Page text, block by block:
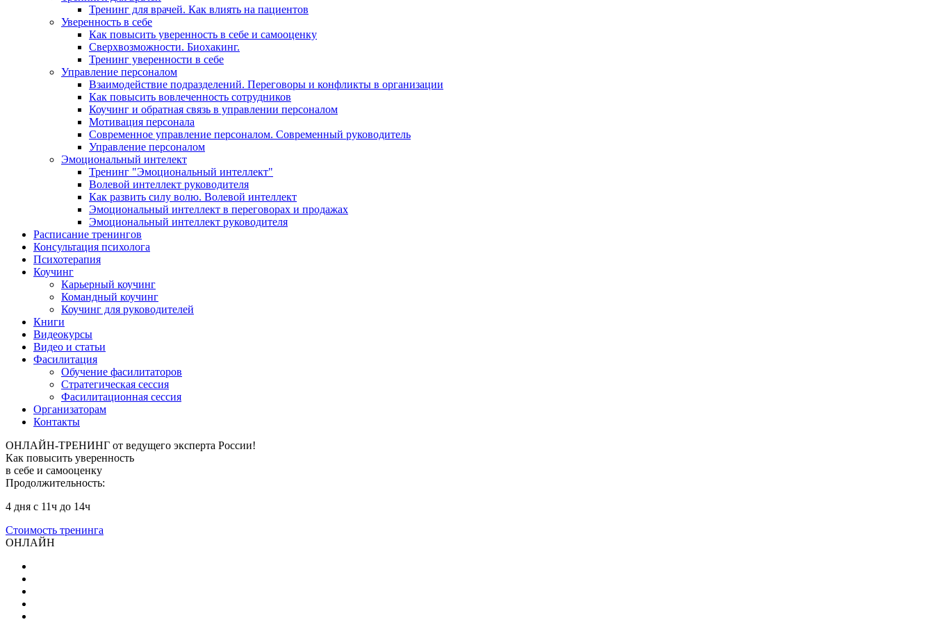
Тренинг для врачей. Как влиять на пациентов
Уверенность в себе
Как повысить уверенность в себе и самооценку
Сверхвозможности. Биохакинг.
Тренинг уверенности в себе
Управление персоналом
Взаимодействие подразделений. Переговоры и конфликты в организации
Как повысить вовлеченность сотрудников
Коучинг и обратная связь в управлении персоналом
Мотивация персонала
Современное управление персоналом. Современный руководитель
Управление персоналом
Эмоциональный интелект
Тренинг "Эмоциональный интеллект"
Волевой интеллект руководителя
Как развить силу волю. Волевой интеллект
Эмоциональный интеллект в переговорах и продажах
Эмоциональный интеллект руководителя
Расписание тренингов
Консультация психолога
Психотерапия
Коучинг
Карьерный коучинг
Командный коучинг
Коучинг для руководителей
Книги
Видеокурсы
Видео и статьи
Фасилитация
Обучение фасилитаторов
Стратегическая сессия
Фасилитационная сессия
Организаторам
Контакты
ОНЛАЙН-ТРЕНИНГ от ведущего эксперта России!
Как повысить уверенность
в себе и самооценку
Продолжительность:
4 дня с 11ч до 14ч
Стоимость тренинга
ОНЛАЙН